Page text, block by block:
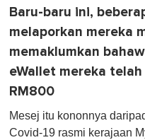
Baru-baru ini,
melaporkan mereka
memaklumkan
eWallet mereka
RM800
Mesej itu kononnya
Covid-19 rasmi kerajaan